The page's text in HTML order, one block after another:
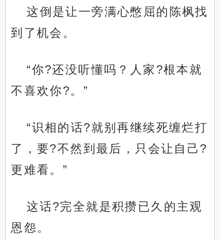
这倒是让一旁满心憋屈的陈枫找
到了机会。
“你?还没听懂吗？人家?根本就
不喜欢你?。”
“识相的话?就别再继续死缠烂打
了，要?不然到最后，只会让自己?
更难看。”
这话?完全就是积攒已久的主观
恩怨。